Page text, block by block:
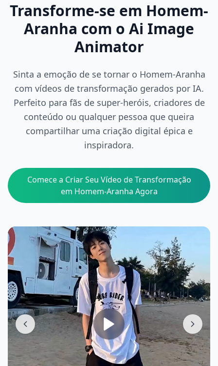
Transforme-se em Homem-
Aranha com o Ai Image
Animator
Sinta a emoção de se tornar o Homem-Aranha
com vídeos de transformação gerados por IA.
Perfeito para fãs de super-heróis, criadores de
conteúdo ou qualquer pessoa que queira
compartilhar uma criação digital épica e
inspiradora.
Comece a Criar Seu Vídeo de Transformação
em Homem-Aranha Agora